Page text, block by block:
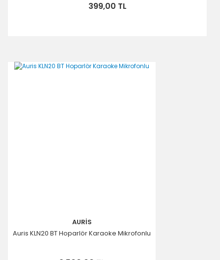
399,00 TL
AURİS
Auris KLN20 BT Hoparlör Karaoke Mikrofonlu